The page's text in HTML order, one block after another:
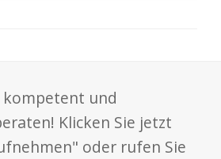
kompetent und
Klicken Sie jetzt
oder rufen Sie